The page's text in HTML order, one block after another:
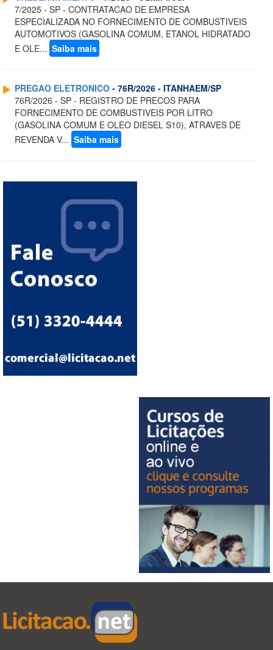
7/2025 - SP - CONTRATACAO DE EMPRESA
ESPECIALIZADA NO FORNECIMENTO DE COMBUSTIVEIS
AUTOMOTIVOS (GASOLINA COMUM, ETANOL HIDRATADO
E OLE... Saiba mais
PREGAO ELETRONICO - 76R/2026 - ITANHAEM/SP
76R/2026 - SP - REGISTRO DE PRECOS PARA
FORNECIMENTO DE COMBUSTIVEIS POR LITRO
(GASOLINA COMUM E OLEO DIESEL S10), ATRAVES DE
REVENDA V... Saiba mais